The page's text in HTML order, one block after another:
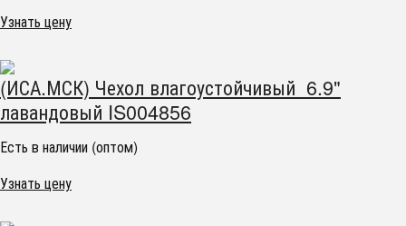
Узнать цену
(ИСА.МСК) Чехол влагоустойчивый 6.9"
лавандовый IS004856
Есть в наличии (оптом)
Узнать цену